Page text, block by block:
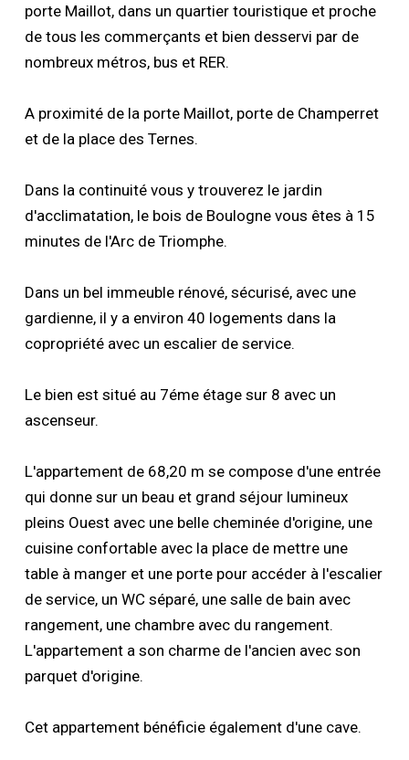
porte Maillot, dans un quartier touristique et proche
de tous les commerçants et bien desservi par de
nombreux métros, bus et RER.
A proximité de la porte Maillot, porte de Champerret
et de la place des Ternes.
Dans la continuité vous y trouverez le jardin
d'acclimatation, le bois de Boulogne vous êtes à 15
minutes de l'Arc de Triomphe.
Dans un bel immeuble rénové, sécurisé, avec une
gardienne, il y a environ 40 logements dans la
copropriété avec un escalier de service.
Le bien est situé au 7éme étage sur 8 avec un
ascenseur.
L'appartement de 68,20 m se compose d'une entrée
qui donne sur un beau et grand séjour lumineux
pleins Ouest avec une belle cheminée d'origine, une
cuisine confortable avec la place de mettre une
table à manger et une porte pour accéder à l'escalier
de service, un WC séparé, une salle de bain avec
rangement, une chambre avec du rangement.
L'appartement a son charme de l'ancien avec son
parquet d'origine.
Cet appartement bénéficie également d'une cave.